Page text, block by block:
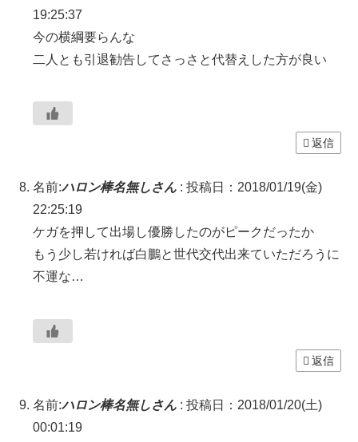
19:25:37
今の横綱要らんな
二人とも引退勧告してさっさと代替えした方が良い
返信
名前:ハロン棒名無しさん : 投稿日：2018/01/19(金)
22:25:19
ケガを押して出場し優勝したのがピークだったか
もう少し若ければ白鵬と世代交代出来ていただろうに
不運な…
返信
名前:ハロン棒名無しさん : 投稿日：2018/01/20(土)
00:01:19